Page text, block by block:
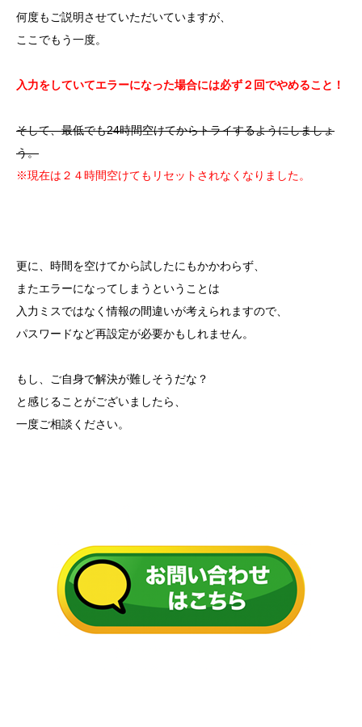
何度もご説明させていただいていますが、
ここでもう一度。
入力をしていてエラーになった場合には必ず２回でやめること！
そして、最低でも24時間空けてからトライするようにしましょ
う。
※現在は２４時間空けてもリセットされなくなりました。
更に、時間を空けてから試したにもかかわらず、
またエラーになってしまうということは
入力ミスではなく情報の間違いが考えられますので、
パスワードなど再設定が必要かもしれません。
もし、ご自身で解決が難しそうだな？
と感じることがございましたら、
一度ご相談ください。